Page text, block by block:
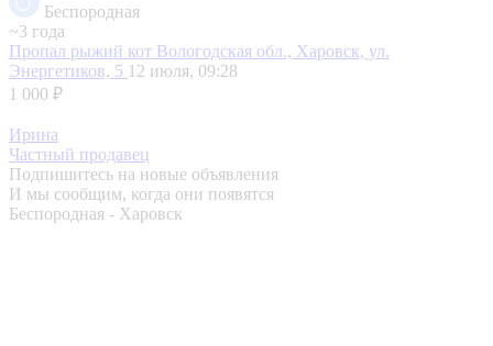
Беспородная
~3 года
Пропал рыжий кот Вологодская обл., Харовск, ул.
Энергетиков, 5 12 июля, 09:28
1 000 ₽
Ирина
Частный продавец
Подпишитесь на новые объявления
И мы сообщим, когда они появятся
Беспородная - Харовск